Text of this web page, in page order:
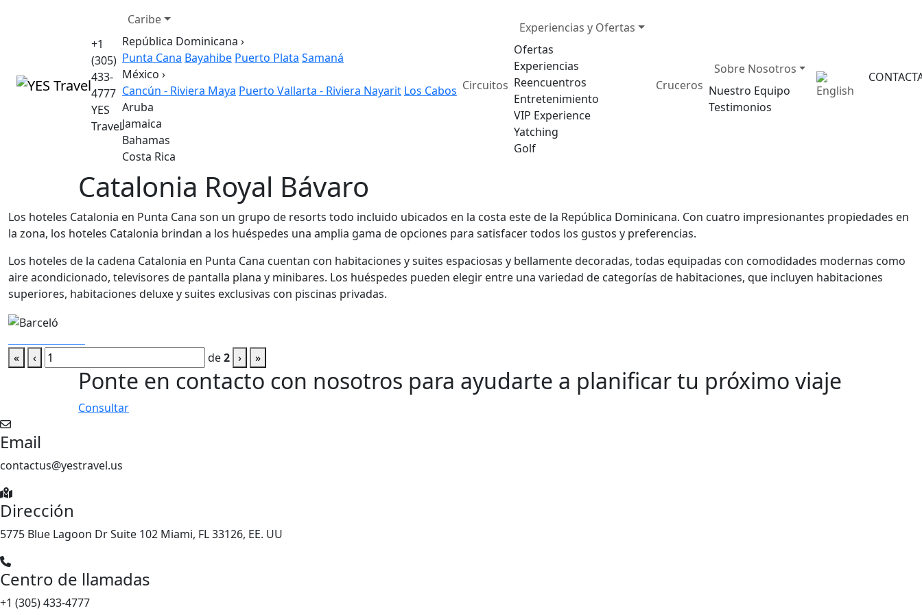
+1
(305)
433-
4777
YES
Travel
Caribe
República Dominicana ›
Punta Cana Bayahibe Puerto Plata Samaná
México ›
Cancún - Riviera Maya Puerto Vallarta - Riviera Nayarit Los Cabos
Aruba
Jamaica
Bahamas
Costa Rica
Circuitos
Experiencias y Ofertas
Ofertas
Experiencias
Reencuentros
Entretenimiento
VIP Experience
Yatching
Golf
Cruceros
Sobre Nosotros
Nuestro Equipo
Testimonios
Catalonia Royal Bávaro
Los hoteles Catalonia en Punta Cana son un grupo de resorts todo incluido ubicados en la costa este de la República Dominicana. Con cuatro impresionantes propiedades en
la zona, los hoteles Catalonia brindan a los huéspedes una amplia gama de opciones para satisfacer todos los gustos y preferencias.
Los hoteles de la cadena Catalonia en Punta Cana cuentan con habitaciones y suites espaciosas y bellamente decoradas, todas equipadas con comodidades modernas como
aire acondicionado, televisores de pantalla plana y minibares. Los huéspedes pueden elegir entre una variedad de categorías de habitaciones, que incluyen habitaciones
superiores, habitaciones deluxe y suites exclusivas con piscinas privadas.
« ‹ de2 › »
Ponte en contacto con nosotros para ayudarte a planificar tu próximo viaje
Consultar
Email
contactus@yestravel.us
Dirección
5775 Blue Lagoon Dr Suite 102 Miami, FL 33126, EE. UU
Centro de llamadas
+1 (305) 433-4777